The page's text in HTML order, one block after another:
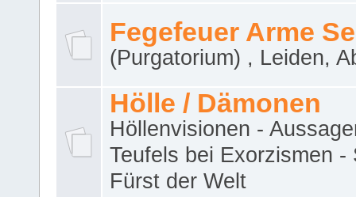
Fegefeuer Arme
(Purgatorium) , Leiden,
Hölle / Dämonen
Höllenvisionen -
Teufels bei Exorzismen -
Fürst der Welt